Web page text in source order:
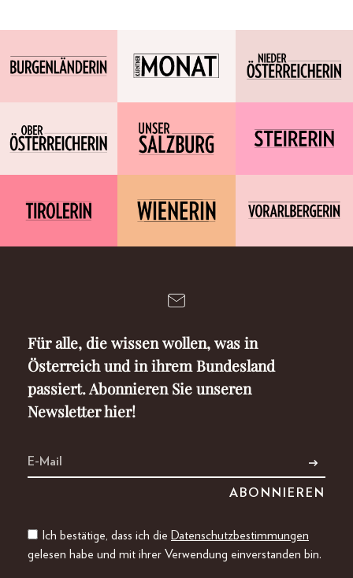
Für alle, die wissen wollen, was in
Österreich und in ihrem Bundesland
passiert. Abonnieren Sie unseren
Newsletter hier!
Ich bestätige, dass ich die Datenschutzbestimmungen
gelesen habe und mit ihrer Verwendung einverstanden bin.